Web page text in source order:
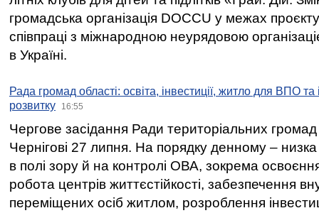
громадська організація DOCCU у межах
співпраці з міжнародною неурядовою
в Україні.
Рада громад області: освіта, інвестиції, житло для ВПО
розвитку
16:55
Чергове засідання Ради територіальних громад
Чернігові 27 липня. На порядку денному –
в полі зору й на контролі ОВА, зокрема освоєння
робота центрів життєстійкості, забезпечення
переміщених осіб житлом, розроблення